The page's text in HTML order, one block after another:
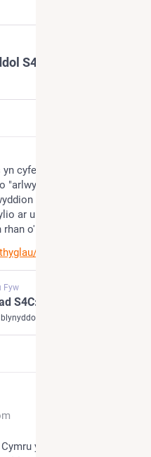
S4C
cyfeirio at ffilm Y
gwych" y sianel
S4C ond does dim
ar unrhyw fformat -
o'r broblem.
c
Fyw
yn Gymraeg ar sail